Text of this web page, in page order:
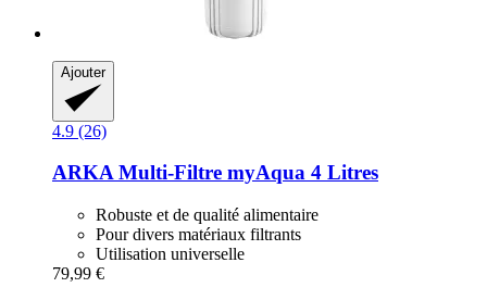
Ajouter
4.9 (26)
ARKAMulti-​Filtre myAqua 4 Litres
Robuste et de qualité alimentaire
Pour divers matériaux filtrants
Utilisation universelle
79,99 €